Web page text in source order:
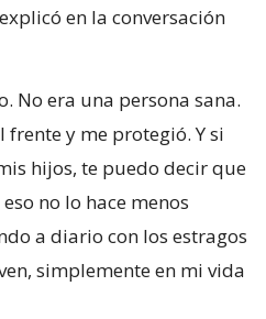
en la conversación
No era una persona sana.
y me protegió. Y si
hijos, te puedo decir que
no lo hace menos
a diario con los estragos
simplemente en mi vida